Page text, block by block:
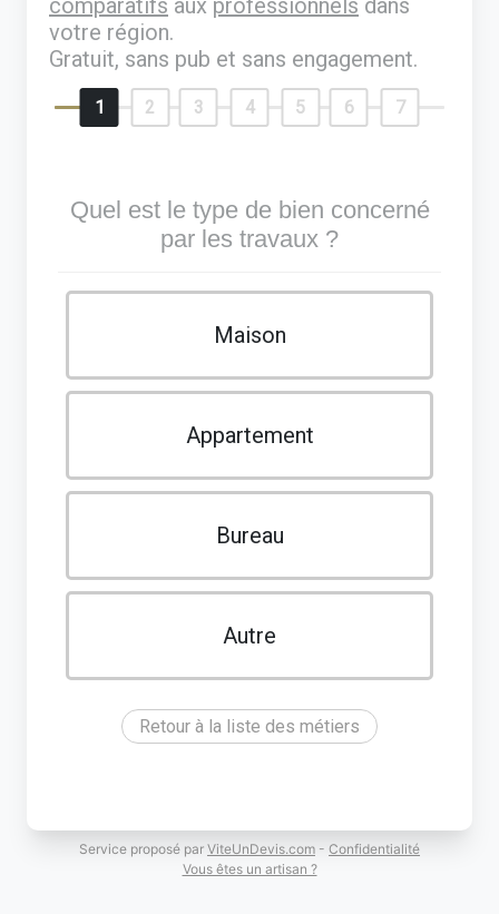
votre région.
Gratuit, sans pub et sans engagement.
1 2 3 4 5 6 7
Quel est le type de bien concerné
par les travaux ?
Maison
Appartement
Bureau
Autre
Retour à la liste des métiers
Service proposé par ViteUnDevis.com - Confidentialité
Vous êtes un artisan ?